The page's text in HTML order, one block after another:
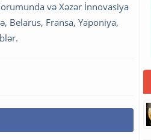
və Xəzər İnnovasiya
Belarus, Fransa, Yaponiya,